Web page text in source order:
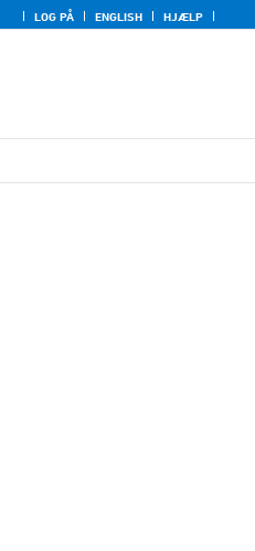
LOG PÅ ENGLISH HJÆLP